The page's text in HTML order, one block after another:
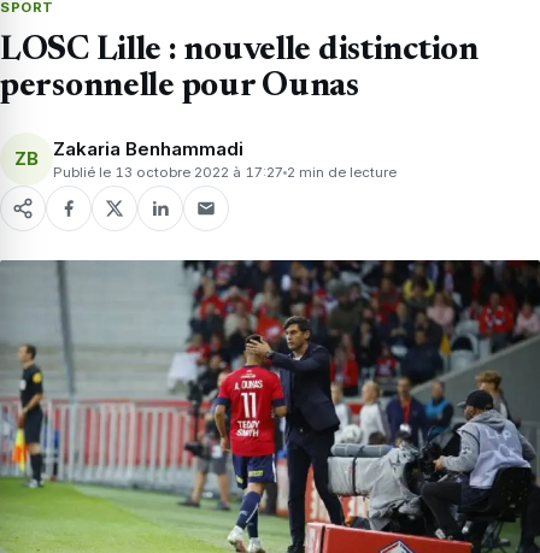
SPORT
LOSC Lille : nouvelle distinction
personnelle pour Ounas
ZB Zakaria Benhammadi
Publié le 13 octobre 2022 à 17:27 2 min de lecture